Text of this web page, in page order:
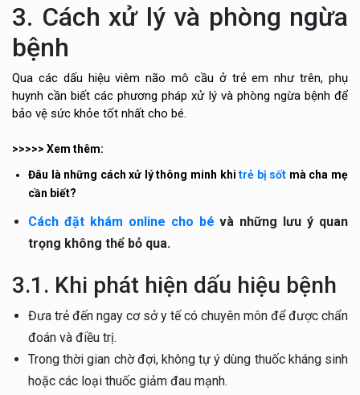
3. Cách xử lý và phòng ngừa
bệnh
Qua các dấu hiệu viêm não mô cầu ở trẻ em như trên, phụ
huynh cần biết các phương pháp xử lý và phòng ngừa bệnh để
bảo vệ sức khỏe tốt nhất cho bé.
>>>>> Xem thêm:
Đâu là những cách xử lý thông minh khitrẻ bị sốt mà cha mẹ
cần biết?
Cách đặt khám online cho bé và những lưu ý quan
trọng không thể bỏ qua.
3.1. Khi phát hiện dấu hiệu bệnh
Đưa trẻ đến ngay cơ sở y tế có chuyên môn để được chẩn
đoán và điều trị.
Trong thời gian chờ đợi, không tự ý dùng thuốc kháng sinh
hoặc các loại thuốc giảm đau mạnh.